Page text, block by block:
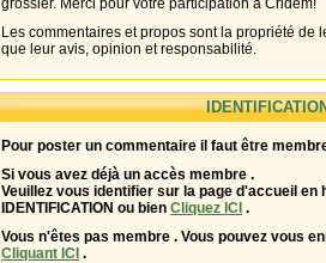
grossier. Merci pour votre participation à Cridem!
Les commentaires et propos sont la propriété de
que leur avis, opinion et responsabilité.
Pour poster un commentaire il faut être
Si vous avez déjà un accès membre .
Veuillez vous identifier sur la page d'accueil en
IDENTIFICATION ou bien Cliquez ICI .
Vous n'êtes pas membre . Vous pouvez vous
Cliquant ICI .